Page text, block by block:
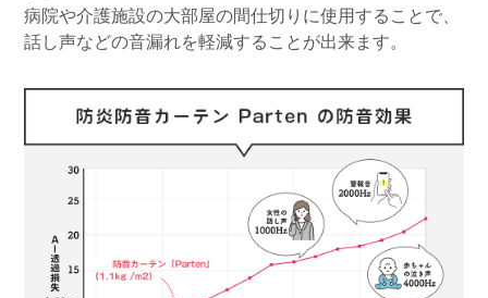
病院や介護施設の大部屋の間仕切りに使用することで、
話し声などの音漏れを軽減することが出来ます。